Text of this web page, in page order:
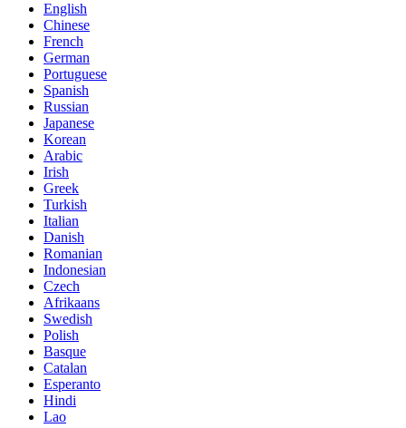
English
Chinese
French
German
Portuguese
Spanish
Russian
Japanese
Korean
Arabic
Irish
Greek
Turkish
Italian
Danish
Romanian
Indonesian
Czech
Afrikaans
Swedish
Polish
Basque
Catalan
Esperanto
Hindi
Lao